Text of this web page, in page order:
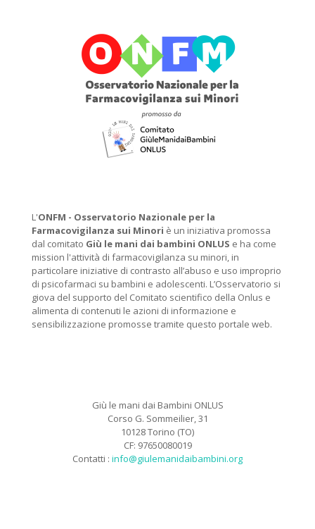
L'ONFM - Osservatorio Nazionale per la
Farmacovigilanza sui Minori è un iniziativa promossa
dal comitato Giù le mani dai bambini ONLUS e ha come
mission l'attività di farmacovigilanza su minori, in
particolare iniziative di contrasto all’abuso e uso improprio
di psicofarmaci su bambini e adolescenti. L’Osservatorio si
giova del supporto del Comitato scientifico della Onlus e
alimenta di contenuti le azioni di informazione e
sensibilizzazione promosse tramite questo portale web.
Giù le mani dai Bambini ONLUS
Corso G. Sommeilier, 31
10128 Torino (TO)
CF: 97650080019
Contatti : info@giulemanidaibambini.org